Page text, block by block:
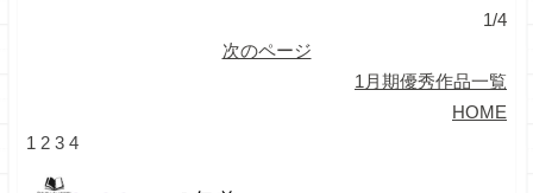
1/4
次のページ
1月期優秀作品一覧
HOME
1 2 3 4